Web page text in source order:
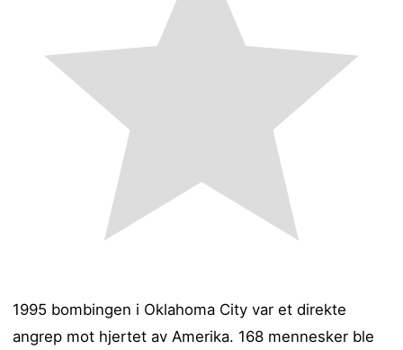
1995 bombingen i Oklahoma City var et direkte
angrep mot hjertet av Amerika. 168 mennesker ble